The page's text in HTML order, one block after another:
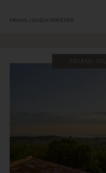
FRIAUL-JULISCH VENETIEN
FRIAUL-